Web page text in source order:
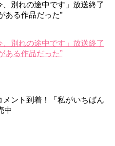
別れの途中です」放送終了
ある作品だった”
別れの途中です」放送終了
ある作品だった”
ント到着！「私がいちばん
中